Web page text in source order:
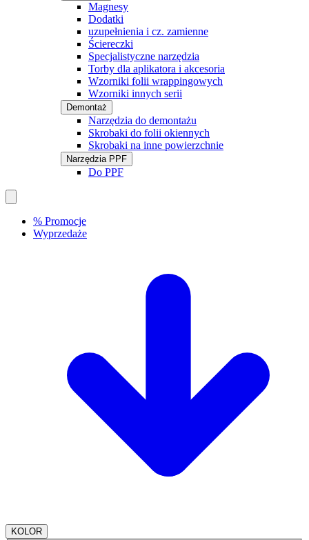
Magnesy
Dodatki
uzupełnienia i cz. zamienne
Ściereczki
Specjalistyczne narzędzia
Torby dla aplikatora i akcesoria
Wzorniki folii wrappingowych
Wzorniki innych serii
Demontaż
Narzędzia do demontażu
Skrobaki do folii okiennych
Skrobaki na inne powierzchnie
Narzędzia PPF
Do PPF
% Promocje
Wyprzedaże
KOLOR